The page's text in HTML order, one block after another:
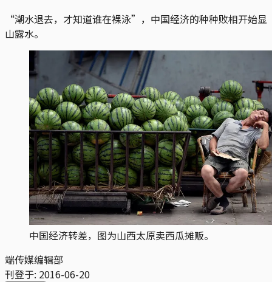
“潮水退去，才知道谁在裸泳”，中国经济的种种败相开始显
山露水。
中国经济转差，图为山西太原卖西瓜摊贩。
端传媒编辑部
刊登于: 2016-06-20